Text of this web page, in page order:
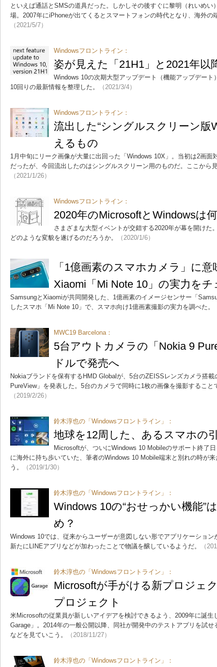
といえば通話とSMSの道具だった。しかしその後すぐに黎明（れいめい
場。2007年にiPhoneが出てくるとスマートフォンの時代となり、海外の
（2021/5/7）
Windowsフロントライン：
姿が見えた「21H1」と2021年以
Windows 10の次期大型アップデート（機能アップデート
10回りの最新情報を整理した。
（2021/3/4）
Windowsフロントライン：
流出した“シングルスクリーン版
えるもの
1月中旬にリーク画像が大量に出回った「Windows 10X」。当初は2画面
だったが、今回流出したのはシングルスクリーン用のものだ。ここから
（2021/1/26）
Windowsフロントライン：
2020年のMicrosoftとWindowsは
さまざまな大型イベントが交錯する2020年が幕を開けた
どのような変貌を遂げるのだろうか。
（2020/1/6）
「1億画素のスマホカメラ」に
Xiaomi「Mi Note 10」の実力を
SamsungとXiaomiが共同開発した、1億画素のイメージセンサー「
したスマホ「Mi Note 10」で、スマホ向け1億画素撮影の実力を調べた。
MWC19 Barcelona：
5台アウトカメラの「Nokia 9
ドルで発売へ
Nokiaブランドを保有するHMD Globalが、5台のZEISSレンズカメラ搭
PureView」を発表した。5台のカメラで同時に1枚の画像を撮影するこ
（2019/2/26）
鈴木淳也の「Windowsフロントライン」：
地球を12周した、あるスマホの
Microsoftが、ついにWindows 10 Mobileのサポート終了
に海外に持ち歩いていた、筆者のWindows 10 Mobile端末と別れの時が
う。
（2019/1/30）
鈴木淳也の「Windowsフロントライン」：
Windows 10の“おせっかい機能”
め？
Windows 10では、従来からユーザーが意図しない形でアプリケーション
新たにLINEアプリなどが加わったことで物議を醸しているようだ。
（
鈴木淳也の「Windowsフロントライン」：
Microsoftが手がける新プロジェ
プロジェクト
米Microsoftの従業員が新しいアイデアを検討できるよう、2009年に誕
Garage」。2014年の一般公開以降、同社が開発中のテストアプリを試
などを見ていこう。
（2018/11/27）
鈴木淳也の「Windowsフロントライン」：